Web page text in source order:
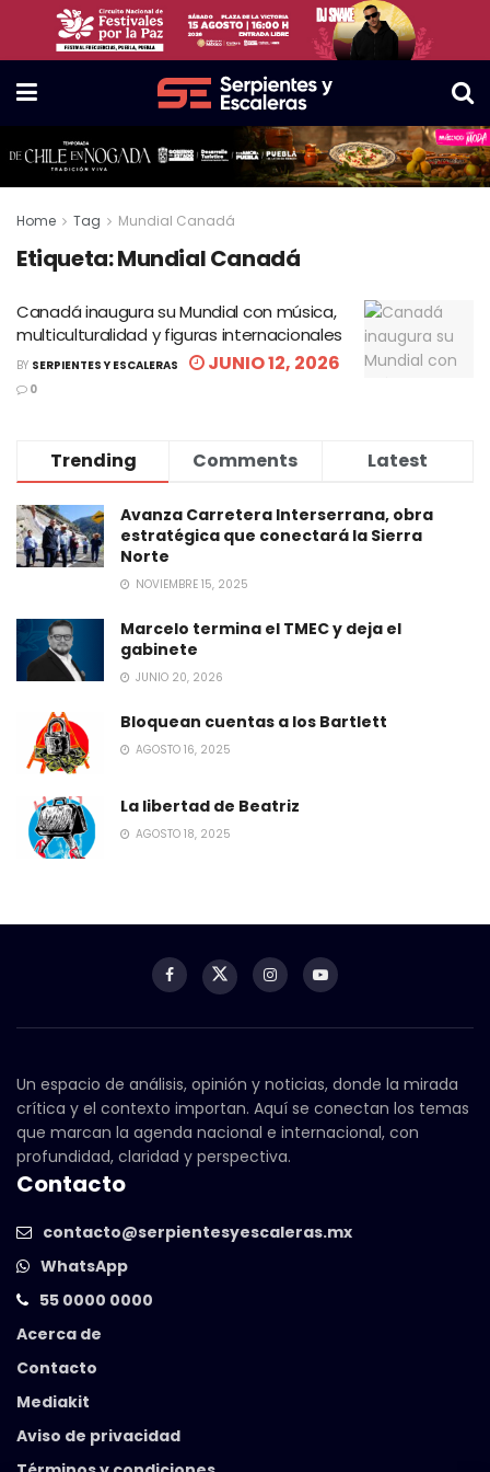
Home Tag Mundial Canadá
Etiqueta:Mundial Canadá
Canadá inaugura su Mundial con música,
multiculturalidad y figuras internacionales
BY SERPIENTES Y ESCALERAS JUNIO 12, 2026
0
Trending Comments Latest
Avanza Carretera Interserrana, obra
estratégica que conectará la Sierra
Norte
NOVIEMBRE 15, 2025
Marcelo termina el TMEC y deja el
gabinete
JUNIO 20, 2026
Bloquean cuentas a los Bartlett
AGOSTO 16, 2025
La libertad de Beatriz
AGOSTO 18, 2025
Un espacio de análisis, opinión y noticias, donde la mirada
crítica y el contexto importan. Aquí se conectan los temas
que marcan la agenda nacional e internacional, con
profundidad, claridad y perspectiva.
Contacto
contacto@serpientesyescaleras.mx
WhatsApp
55 0000 0000
Acerca de
Contacto
Mediakit
Aviso de privacidad